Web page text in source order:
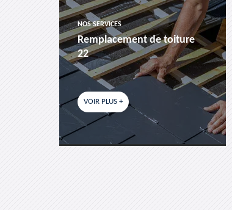
NOS SERVICES
Remplacement de toiture
22
VOIR PLUS +